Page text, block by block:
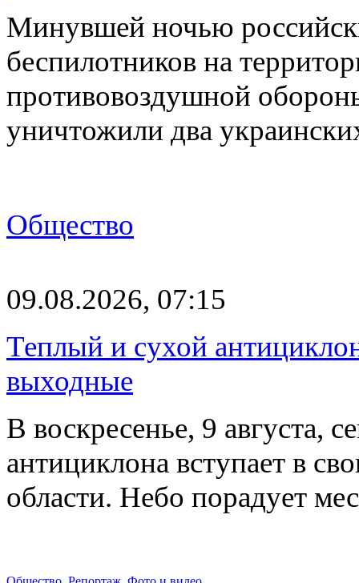
Минувшей ночью
беспилотников на
противовоздушной
уничтожили два
Общество
09.08.2026, 07:15
Теплый и сухой
выходные
В воскресенье, 9 августа,
антициклона вступает в
области. Небо порадует